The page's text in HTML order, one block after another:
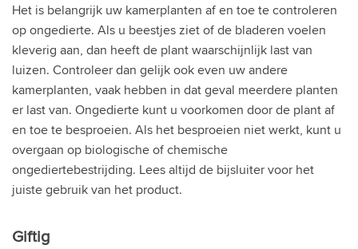
Het is belangrijk uw kamerplanten af en toe te controleren
op ongedierte. Als u beestjes ziet of de bladeren voelen
kleverig aan, dan heeft de plant waarschijnlijk last van
luizen. Controleer dan gelijk ook even uw andere
kamerplanten, vaak hebben in dat geval meerdere planten
er last van. Ongedierte kunt u voorkomen door de plant af
en toe te besproeien. Als het besproeien niet werkt, kunt u
overgaan op biologische of chemische
ongediertebestrijding. Lees altijd de bijsluiter voor het
juiste gebruik van het product.
Giftig